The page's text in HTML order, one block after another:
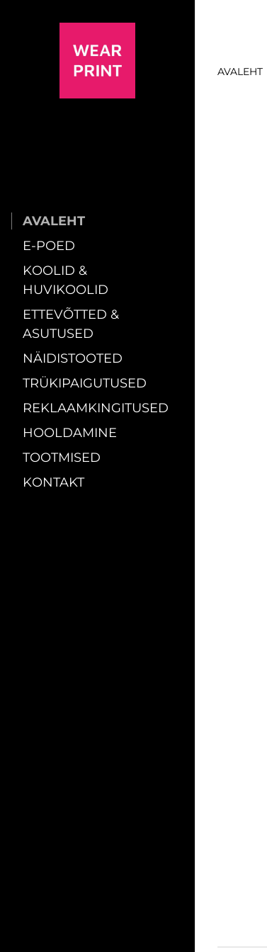
AVALEHT
E-POED
KOOLID &
HUVIKOOLID
ETTEVÕTTED &
ASUTUSED
NÄIDISTOOTED
TRÜKIPAIGUTUSED
REKLAAMKINGITUSED
HOOLDAMINE
TOOTMISED
KONTAKT
AVALEHT